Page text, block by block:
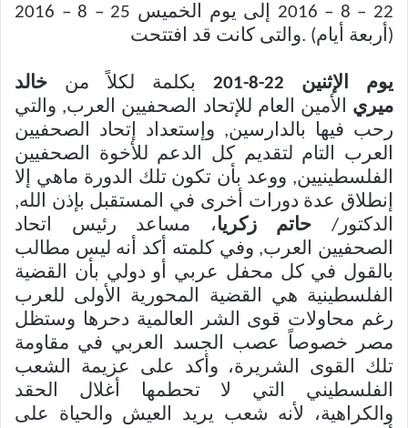
22 – 8 – 2016 إلى يوم الخميس 25 – 8 – 2016
(أربعة أيام) .والتى كانت قد افتتحت
يوم الإثنين 22-8-201 بكلمة لكلاً من خالد
ميري الأمين العام للإتحاد الصحفيين العرب, والتي
رحب فيها بالدارسين, وإستعداد إتحاد الصحفيين
العرب التام لتقديم كل الدعم للأخوة الصحفيين
الفلسطينيين, ووعد بأن تكون تلك الدورة ماهي إلا
إنطلاق عدة دورات أخرى في المستقبل بإذن الله,
الدكتور/ حاتم زكريا، مساعد رئيس اتحاد
الصحفيين العرب, وفي كلمته أكد أنه ليس مطالب
بالقول في كل محفل عربي أو دولي بأن القضية
الفلسطينية هي القضية المحورية الأولى للعرب
رغم محاولات قوى الشر العالمية دحرها وستظل
مصر خصوصاً عصب الجسد العربي في مقاومة
تلك القوى الشريرة، وأكد على عزيمة الشعب
الفلسطيني التي لا تحطمها أغلال الحقد
والكراهية، لأنه شعب يريد العيش والحياة على